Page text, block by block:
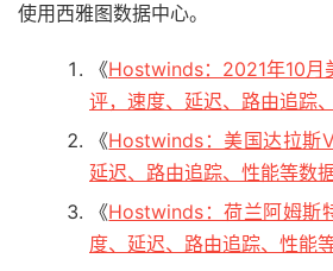
使用西雅图数据中心。
《Hostwinds：2021年10月
评，速度、延迟、路由追踪
《Hostwinds：美国达拉斯
延迟、路由追踪、性能等数
《Hostwinds：荷兰阿姆斯
度、延迟、路由追踪、性能